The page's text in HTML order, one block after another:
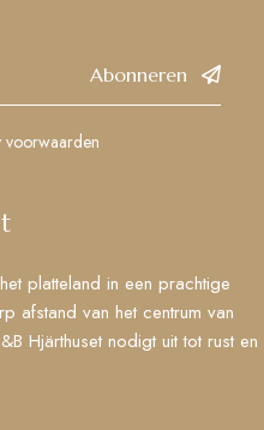
Abonneren
voorwaarden
platteland in een prachtige
afstand van het centrum van
Hjärthuset nodigt uit tot rust en